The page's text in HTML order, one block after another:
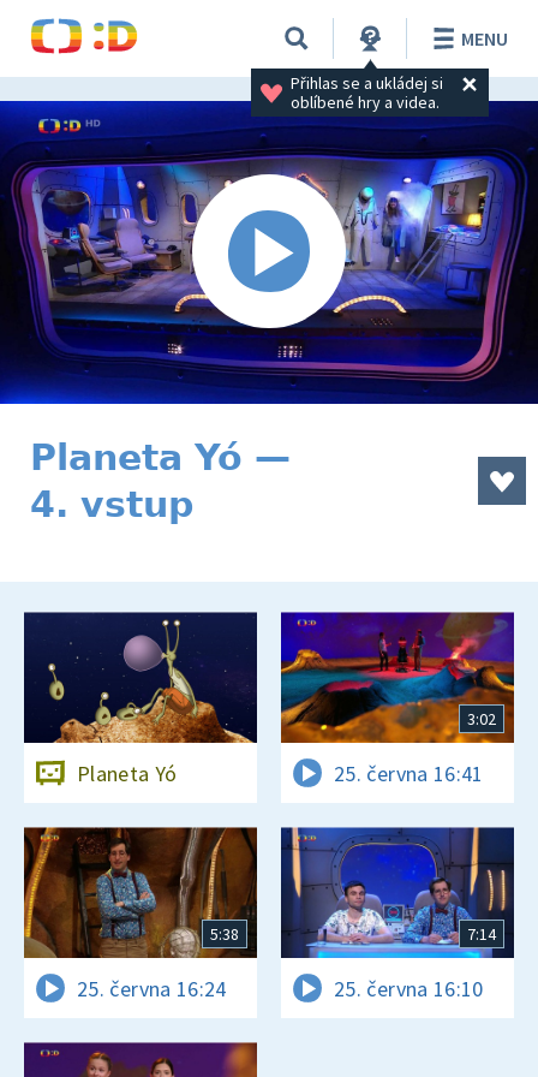
Přihlas se a ukládej si
oblíbené hry a videa.
MENU
Planeta Yó —
4. vstup
Planeta Yó
3:02
25. června 16:41
5:38
25. června 16:24
7:14
25. června 16:10